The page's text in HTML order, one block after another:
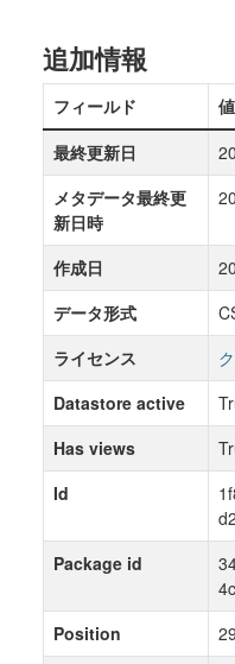
追加情報
フィールド
値
最終更新日
メタデータ最終更
新日時
作成日
データ形式
ライセンス
Datastore active
Has views
Id
Package id
Position
29